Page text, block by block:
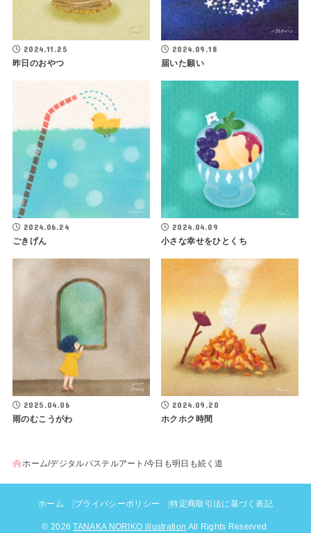
2024.11.25
昨日のおやつ
2024.09.18
届いた願い
2024.06.24
ごきげん
2024.04.09
小さな幸せをひとくち
2025.04.06
雨のむこうがわ
2024.09.20
ホクホク時間
ホーム デジタルパステルアート 今日も明日も続く道
ホーム プライバシーポリシー 特定商取引法に基づく表記
© 2026TANAKA NORIKO illustration All Rights Reserved.